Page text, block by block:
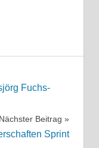
Fuchs-
Nächster Beitrag
Sprint